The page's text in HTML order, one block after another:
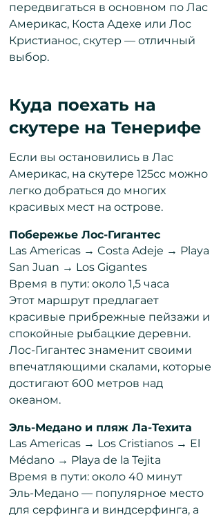
передвигаться в основном по Лас
Америкас, Коста Адехе или Лос
Кристианос, скутер — отличный
выбор.
Куда поехать на
скутере на Тенерифе
Если вы остановились в Лас
Америкас, на скутере 125cc можно
легко добраться до многих
красивых мест на острове.
Побережье Лос-Гигантес
Las Americas → Costa Adeje → Playa
San Juan → Los Gigantes
Время в пути: около 1,5 часа
Этот маршрут предлагает
красивые прибрежные пейзажи и
спокойные рыбацкие деревни.
Лос-Гигантес знаменит своими
впечатляющими скалами, которые
достигают 600 метров над
океаном.
Эль-Медано и пляж Ла-Техита
Las Americas → Los Cristianos → El
Médano → Playa de la Tejita
Время в пути: около 40 минут
Эль-Медано — популярное место
для серфинга и виндсерфинга, а